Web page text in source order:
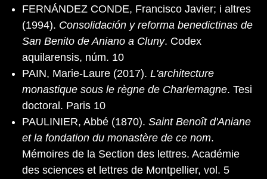
FERNÁNDEZ CONDE, Francisco Javier; i altres
(1994). Consolidación y reforma benedictinas de
San Benito de Aniano a Cluny. Codex
aquilarensis, núm. 10
PAIN, Marie-Laure (2017). L'architecture
monastique sous le règne de Charlemagne. Tesi
doctoral. Paris 10
PAULINIER, Abbé (1870). Saint Benoît d'Aniane
et la fondation du monastère de ce nom.
Mémoires de la Section des lettres. Académie
des sciences et lettres de Montpellier, vol. 5